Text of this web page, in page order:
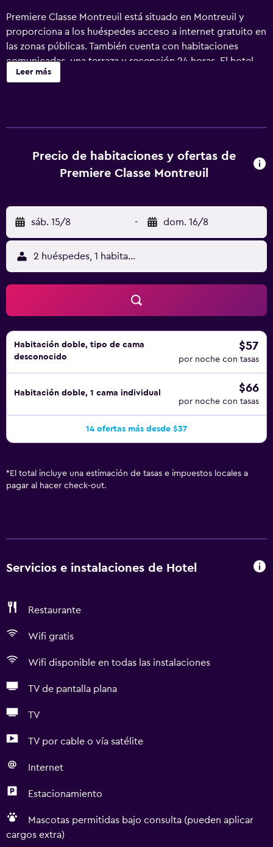
Premiere Classe Montreuil está situado en Montreuil y
proporciona a los huéspedes acceso a internet gratuito en
las zonas públicas. También cuenta con habitaciones
comunicadas, una terraza y recepción 24 horas. El hotel
ofrece 75 habitaciones y ha sido reformado
restaurante, una alternativa estupenda para los huéspedes
que no quieren salir a la hora de cenar o comer.
Leer más
Precio de habitaciones y ofertas de
Premiere Classe Montreuil
sáb. 15/8 - dom. 16/8
2 huéspedes, 1 habitación
Habitación doble, tipo de cama
desconocido
$57
por noche con tasas
Habitación doble, 1 cama individual $66
por noche con tasas
14 ofertas más desde $37
* El total incluye una estimación de tasas e impuestos locales a
pagar al hacer check-out.
Servicios e instalaciones de Hotel
Restaurante
Wifi gratis
Wifi disponible en todas las instalaciones
TV de pantalla plana
TV
TV por cable o vía satélite
Internet
Estacionamiento
Mascotas permitidas bajo consulta (pueden aplicar
cargos extra)